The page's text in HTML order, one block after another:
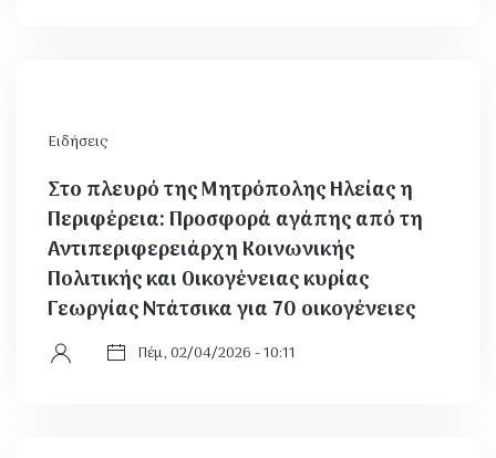
Ειδήσεις
Στο πλευρό της Μητρόπολης Ηλείας η
Περιφέρεια: Προσφορά αγάπης από τη
Αντιπεριφερειάρχη Κοινωνικής
Πολιτικής και Οικογένειας κυρίας
Γεωργίας Ντάτσικα για 70 οικογένειες
Πέμ, 02/04/2026 - 10:11